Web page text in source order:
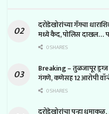
दरोडेखोरांच्या गँगचा
मध्ये कैद, पोलिस दाखल…
0 SHARES
Breaking – तुळजापूर
गंगणे, कणेसह 12 आरोपी
0 SHARES
दरोडेखोरांचा पुन्हा